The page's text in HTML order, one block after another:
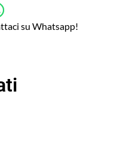
su Whatsapp!